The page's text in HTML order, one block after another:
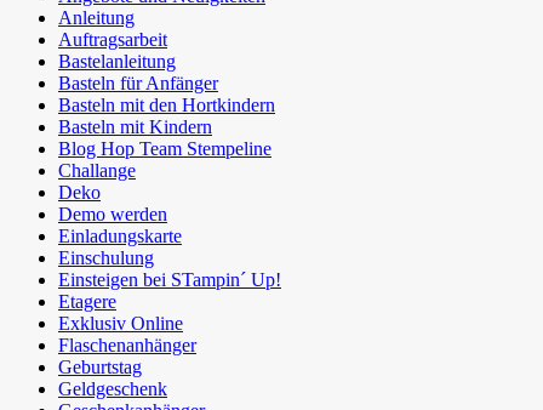
Anleitung
Auftragsarbeit
Bastelanleitung
Basteln für Anfänger
Basteln mit den Hortkindern
Basteln mit Kindern
Blog Hop Team Stempeline
Challange
Deko
Demo werden
Einladungskarte
Einschulung
Einsteigen bei STampin´ Up!
Etagere
Exklusiv Online
Flaschenanhänger
Geburtstag
Geldgeschenk